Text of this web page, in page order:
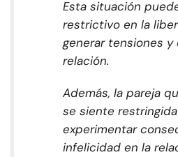
Esta situación
restrictivo en la
generar tensiones
relación.
Además, la pareja
se siente
experimentar
infelicidad en la